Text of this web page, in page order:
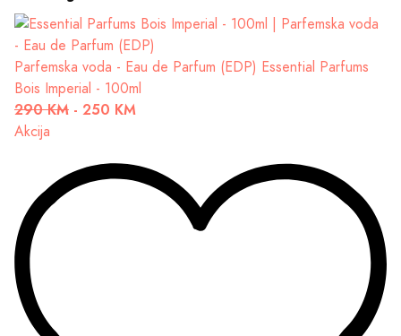
Parfemska voda - Eau de Parfum (EDP) Essential Parfums
Bois Imperial - 100ml
290 KM - 250 KM
Akcija